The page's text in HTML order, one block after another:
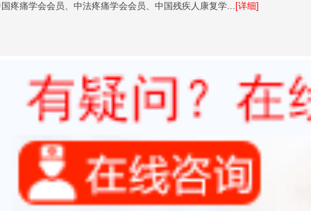
疼痛学会会员、中法疼痛学会会员、中国残疾人康复学... [详细]